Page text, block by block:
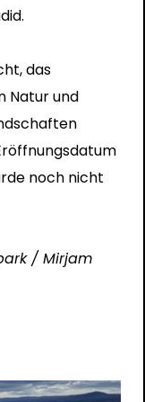
.
das
Natur und
noch nicht
/ Mirjam